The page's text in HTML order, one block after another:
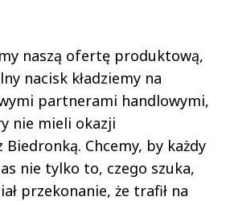
naszą ofertę produktową,
nacisk kładziemy na
partnerami handlowymi,
nie mieli okazji
Biedronką. Chcemy, by każdy
nie tylko to, czego szuka,
przekonanie, że trafił na